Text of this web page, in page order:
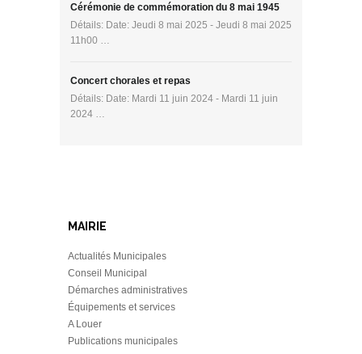
Cérémonie de commémoration du 8 mai 1945
Détails: Date: Jeudi 8 mai 2025 - Jeudi 8 mai 2025
11h00 …
Concert chorales et repas
Détails: Date: Mardi 11 juin 2024 - Mardi 11 juin
2024 …
MAIRIE
Actualités Municipales
Conseil Municipal
Démarches administratives
Équipements et services
A Louer
Publications municipales